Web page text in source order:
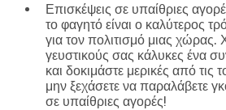
Επισκέψεις σε υπαίθριες
το φαγητό είναι ο καλύτερος
για τον πολιτισμό μιας χώρας.
γευστικούς σας κάλυκες ένα
και δοκιμάστε μερικές από τις
μην ξεχάσετε να παραλάβετε
σε υπαίθριες αγορές!